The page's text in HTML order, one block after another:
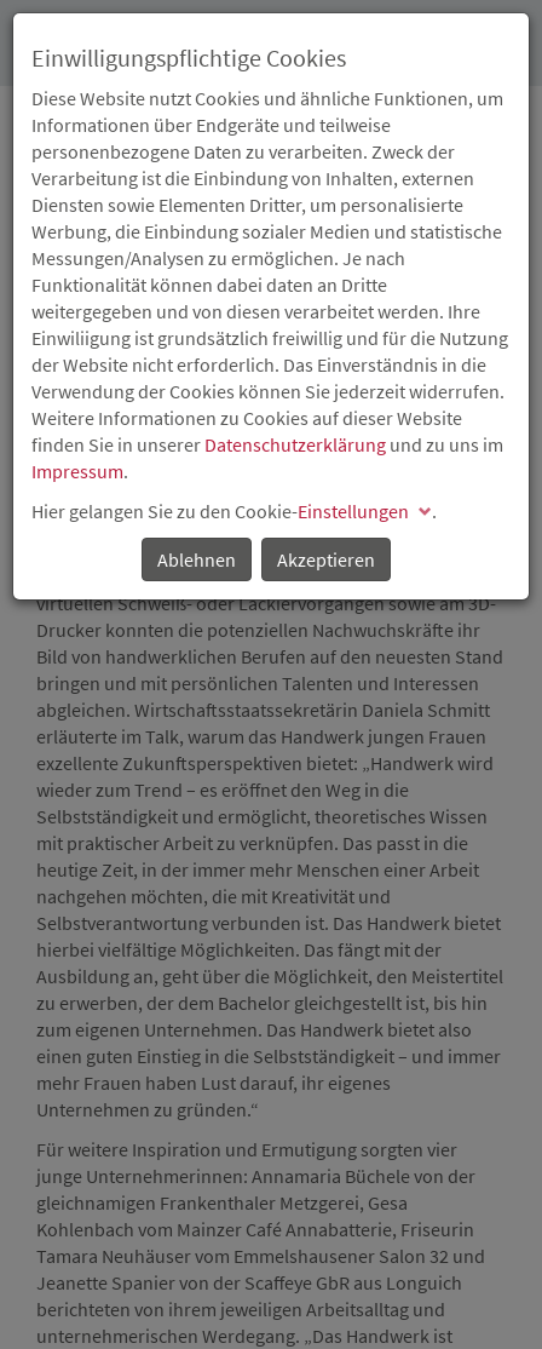
08.11.2018
THIS GIRL IS ON FIRE
Unternehmerinnentag zeigt Frauen Möglichkeiten im
Handwerk auf
Das Handwerk gilt klassischerweise als Männerdomäne.
Wie überholt diese Rollenzuschreibung ist, bewiesen
zahlreiche Interessentinnen auf der Veranstaltung „This
girl is on fire – Unternehmerinnentag im Handwerk“, zu
der das rheinland-pfälzische Wirtschaftsministerium, die
Investitions- und Strukturbank Rheinland-Pfalz (ISB) und
die Handwerkskammer der Pfalz in Kaiserslautern im
Rahmen der vom Wirtschaftsministerium etablierten
„Woche der Berufsbildung“ eingeladen hatten.
Bei zahlreichen Mitmachaktionen wie beispielsweise
virtuellen Schweiß- oder Lackiervorgängen sowie am 3D-
Drucker konnten die potenziellen Nachwuchskräfte ihr
Bild von handwerklichen Berufen auf den neuesten Stand
bringen und mit persönlichen Talenten und Interessen
abgleichen. Wirtschaftsstaatssekretärin Daniela Schmitt
erläuterte im Talk, warum das Handwerk jungen Frauen
exzellente Zukunftsperspektiven bietet: „Handwerk wird
wieder zum Trend – es eröffnet den Weg in die
Selbstständigkeit und ermöglicht, theoretisches Wissen
mit praktischer Arbeit zu verknüpfen. Das passt in die
heutige Zeit, in der immer mehr Menschen einer Arbeit
nachgehen möchten, die mit Kreativität und
Selbstverantwortung verbunden ist. Das Handwerk bietet
hierbei vielfältige Möglichkeiten. Das fängt mit der
Ausbildung an, geht über die Möglichkeit, den Meistertitel
zu erwerben, der dem Bachelor gleichgestellt ist, bis hin
zum eigenen Unternehmen. Das Handwerk bietet also
einen guten Einstieg in die Selbstständigkeit – und immer
mehr Frauen haben Lust darauf, ihr eigenes
Unternehmen zu gründen.“
Für weitere Inspiration und Ermutigung sorgten vier
junge Unternehmerinnen: Annamaria Büchele von der
gleichnamigen Frankenthaler Metzgerei, Gesa
Kohlenbach vom Mainzer Café Annabatterie, Friseurin
Tamara Neuhäuser vom Emmelshausener Salon 32 und
Jeanette Spanier von der Scaffeye GbR aus Longuich
berichteten von ihrem jeweiligen Arbeitsalltag und
unternehmerischen Werdegang. „Das Handwerk ist
Einwilligungspflichtige Cookies
Diese Website nutzt Cookies und ähnliche Funktionen, um
Informationen über Endgeräte und teilweise
personenbezogene Daten zu verarbeiten. Zweck der
Verarbeitung ist die Einbindung von Inhalten, externen
Diensten sowie Elementen Dritter, um personalisierte
Werbung, die Einbindung sozialer Medien und statistische
Messungen/Analysen zu ermöglichen. Je nach
Funktionalität können dabei daten an Dritte
weitergegeben und von diesen verarbeitet werden. Ihre
Einwiliigung ist grundsätzlich freiwillig und für die Nutzung
der Website nicht erforderlich. Das Einverständnis in die
Verwendung der Cookies können Sie jederzeit widerrufen.
Weitere Informationen zu Cookies auf dieser Website
finden Sie in unserer Datenschutzerklärung und zu uns im
Impressum.
Hier gelangen Sie zu den Cookie-Einstellungen
.
Ablehnen
Akzeptieren